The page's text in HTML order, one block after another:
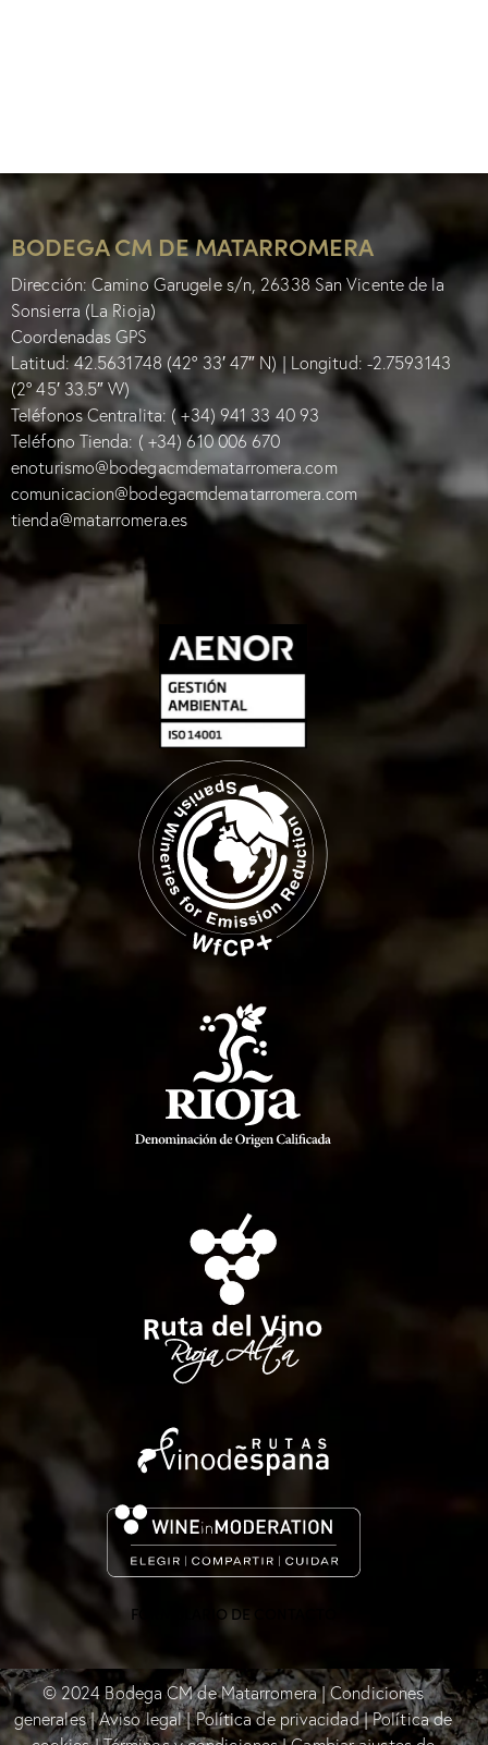
BODEGA CM DE MATARROMERA
Dirección: Camino Garugele s/n, 26338 San Vicente de la
Sonsierra (La Rioja)
Coordenadas GPS
Latitud: 42.5631748 (42° 33′ 47″ N) | Longitud: -2.7593143
(2° 45′ 33.5″ W)
Teléfonos Centralita: ( +34) 941 33 40 93
Teléfono Tienda: ( +34) 610 006 670
enoturismo@bodegacmdematarromera.com
comunicacion@bodegacmdematarromera.com
tienda@matarromera.es
FORMULARIO DE CONTACTO
© 2024 Bodega CM de Matarromera | Condiciones
generales |Aviso legal|Política de privacidad|Política de